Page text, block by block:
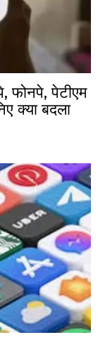
पेटीएम
क्या बदला